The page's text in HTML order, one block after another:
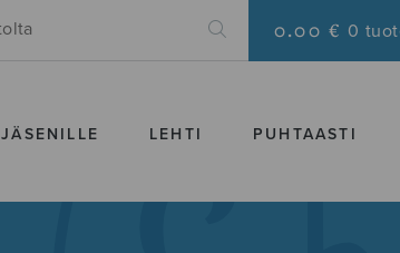
0.00 € 0
JÄSENILLE LEHTI PUHTAASTI